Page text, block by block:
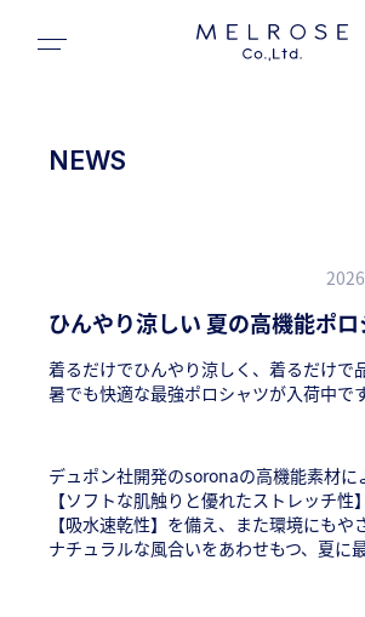
NEWS
ひんやり涼しい 夏の高機能ポ
着るだけでひんやり涼しく、着るだけで
暑でも快適な最強ポロシャツが入荷中です
デュポン社開発のsoronaの高機能素材に
【ソフトな肌触りと優れたストレッチ性
【吸水速乾性】を備え、また環境にもや
ナチュラルな風合いをあわせもつ、夏に